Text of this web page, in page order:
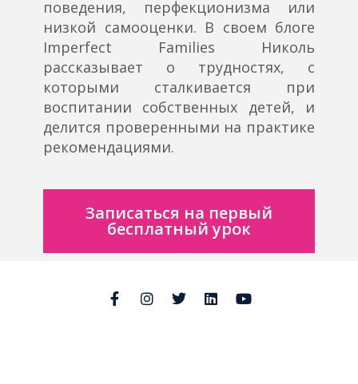
поведения, перфекционизма или
низкой самооценки. В своем блоге
Imperfect Families Николь
рассказывает о трудностях, с
которыми сталкивается при
воспитании собственных детей, и
делится проверенными на практике
рекомендациями.
Записаться на первый
бесплатный урок